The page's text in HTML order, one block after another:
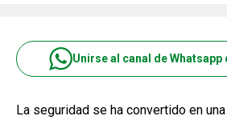
Unirse al canal de Whatsapp
La seguridad se ha convertido en